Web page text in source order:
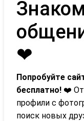
❤
Попробуйте
бесплатно! ❤️
профили с
поиск новых